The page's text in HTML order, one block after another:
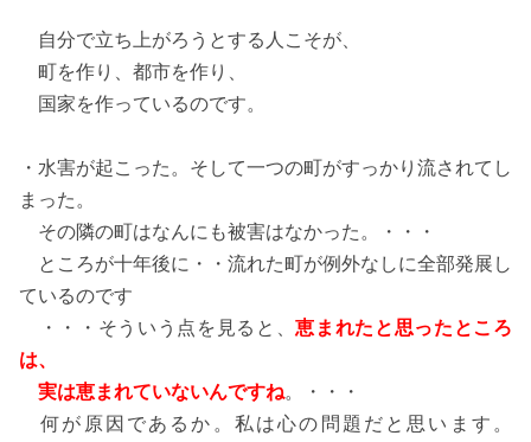
自分で立ち上がろうとする人こそが、
町を作り、都市を作り、
国家を作っているのです。
・水害が起こった。そして一つの町がすっかり流されてし
まった。
その隣の町はなんにも被害はなかった。・・・
ところが十年後に・・流れた町が例外なしに全部発展し
ているのです
・・・そういう点を見ると、恵まれたと思ったところ
は、
実は恵まれていないんですね。・・・
何が原因であるか。私は心の問題だと思います。